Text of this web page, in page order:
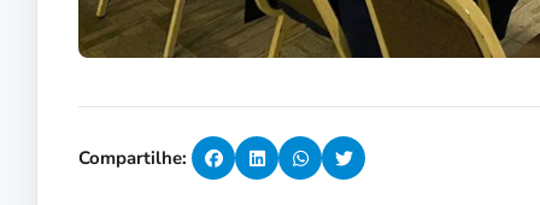
Compartilhe: